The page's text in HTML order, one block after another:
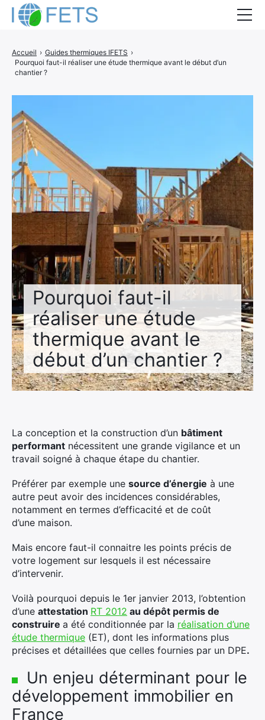
Pourquoi faut-il
réaliser une étude
thermique avant le
début d’un chantier ?
Accueil › Guides thermiques IFETS ›
Pourquoi faut-il réaliser une étude thermique avant le début d’un
chantier ?
La conception et la construction d’un bâtiment
performant nécessitent une grande vigilance et un
travail soigné à chaque étape du chantier.
Préférer par exemple une source d’énergie à une
autre peut avoir des incidences considérables,
notamment en termes d’efficacité et de coût
d’une maison.
Mais encore faut-il connaitre les points précis de
votre logement sur lesquels il est nécessaire
d’intervenir.
Voilà pourquoi depuis le 1er janvier 2013, l’obtention
d’une attestation RT 2012 au dépôt permis de
construire a été conditionnée par la réalisation d’une
étude thermique (ET), dont les informations plus
précises et détaillées que celles fournies par un DPE.
Un enjeu déterminant pour le
développement immobilier en
France
Actualités
Métiers du BTP
Guides thermiques
Aides à la rénovation
DEVIS